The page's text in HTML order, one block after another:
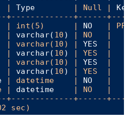
|
Type | Null |
+-------------+------
| int(5)      | NO
|
|
varchar( 10 )
| NO   |
| varchar(10) | YES
|
|
varchar( 10 )
| YES  |
| varchar(10) | YES
|
|
varchar( 10 )
| YES  |
| datetime    | NO
|
|
datetime
| NO   |
+-------------+------